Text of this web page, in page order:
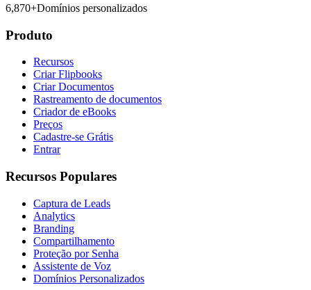
6,870+Domínios personalizados
Produto
Recursos
Criar Flipbooks
Criar Documentos
Rastreamento de documentos
Criador de eBooks
Preços
Cadastre-se Grátis
Entrar
Recursos Populares
Captura de Leads
Analytics
Branding
Compartilhamento
Proteção por Senha
Assistente de Voz
Domínios Personalizados